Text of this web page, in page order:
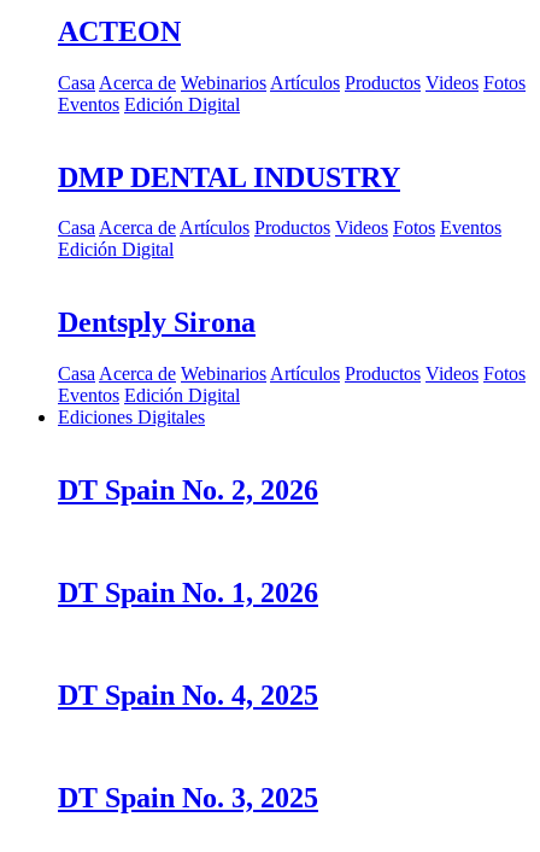
ACTEON
Casa Acerca de Webinarios Artículos Productos Videos Fotos
Eventos Edición Digital
DMP DENTAL INDUSTRY
CasaAcerca deArtículos Productos Videos Fotos Eventos
Edición Digital
Dentsply Sirona
Casa Acerca de Webinarios Artículos Productos Videos Fotos
Eventos Edición Digital
Ediciones Digitales
DT Spain No. 2, 2026
DT Spain No. 1, 2026
DT Spain No. 4, 2025
DT Spain No. 3, 2025